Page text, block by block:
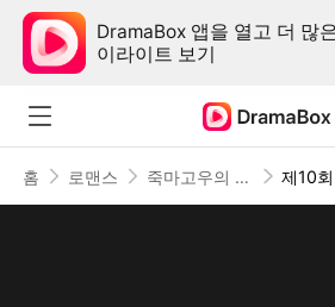
DramaBox 앱을 열고 더 많
이라이트 보기
홈 로맨스 죽마고우의 배신(더빙) 제10회